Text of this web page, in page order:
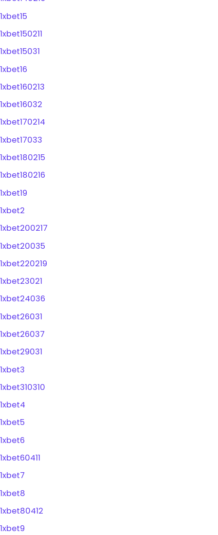
1xbet15
1xbet150211
1xbet15031
1xbet16
1xbet160213
1xbet16032
1xbet170214
1xbet17033
1xbet180215
1xbet180216
1xbet19
1xbet2
1xbet200217
1xbet20035
1xbet220219
1xbet23021
1xbet24036
1xbet26031
1xbet26037
1xbet29031
1xbet3
1xbet310310
1xbet4
1xbet5
1xbet6
1xbet60411
1xbet7
1xbet8
1xbet80412
1xbet9